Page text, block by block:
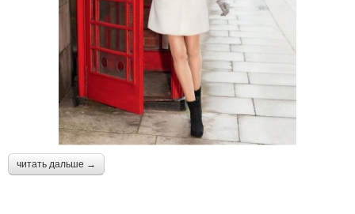
читать дальше →